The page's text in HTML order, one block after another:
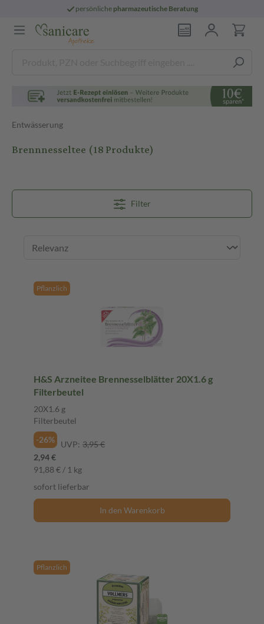
persönliche pharmazeutische Beratung
Entwässerung
Brennnesseltee (18 Produkte)
Filter
Pflanzlich
H&S Arzneitee Brennesselblätter 20X1.6 g
Filterbeutel
20X1.6 g
Filterbeutel
-26%
UVP: 3,95 €
2,94 €
91,88 € / 1 kg
sofort lieferbar
In den Warenkorb
Pflanzlich